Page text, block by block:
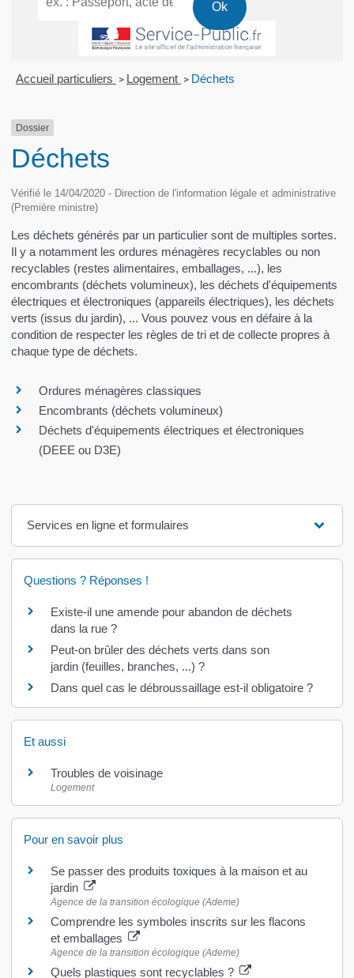
Accueil particuliers > Logement > Déchets
Dossier
Déchets
Vérifié le 14/04/2020 - Direction de l'information légale et administrative
(Première ministre)
Les déchets générés par un particulier sont de multiples sortes.
Il y a notamment les ordures ménagères recyclables ou non
recyclables (restes alimentaires, emballages, ...), les
encombrants (déchets volumineux), les déchets d'équipements
électriques et électroniques (appareils électriques), les déchets
verts (issus du jardin), ... Vous pouvez vous en défaire à la
condition de respecter les règles de tri et de collecte propres à
chaque type de déchets.
Ordures ménagères classiques
Encombrants (déchets volumineux)
Déchets d'équipements électriques et électroniques
(DEEE ou D3E)
Services en ligne et formulaires
Questions ? Réponses !
Existe-il une amende pour abandon de déchets
dans la rue ?
Peut-on brûler des déchets verts dans son
jardin (feuilles, branches, ...) ?
Dans quel cas le débroussaillage est-il obligatoire ?
Et aussi
Troubles de voisinage
Logement
Pour en savoir plus
Se passer des produits toxiques à la maison et au
jardin
Agence de la transition écologique (Ademe)
Comprendre les symboles inscrits sur les flacons
et emballages
Agence de la transition écologique (Ademe)
Quels plastiques sont recyclables ?